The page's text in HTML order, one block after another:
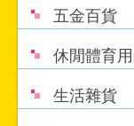
五金百貨
休閒體育
生活雜貨